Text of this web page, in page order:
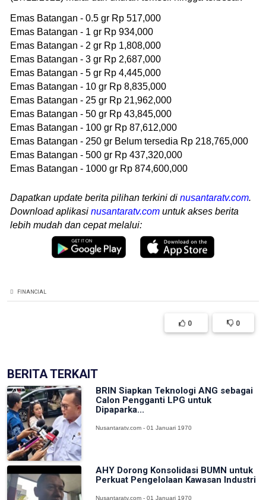
Emas Batangan - 0.5 gr Rp 517,000
Emas Batangan - 1 gr Rp 934,000
Emas Batangan - 2 gr Rp 1,808,000
Emas Batangan - 3 gr Rp 2,687,000
Emas Batangan - 5 gr Rp 4,445,000
Emas Batangan - 10 gr Rp 8,835,000
Emas Batangan - 25 gr Rp 21,962,000
Emas Batangan - 50 gr Rp 43,845,000
Emas Batangan - 100 gr Rp 87,612,000
Emas Batangan - 250 gr Belum tersedia Rp 218,765,000
Emas Batangan - 500 gr Rp 437,320,000
Emas Batangan - 1000 gr Rp 874,600,000
Dapatkan update berita pilihan terkini di nusantaratv.com.
Download aplikasi nusantaratv.com untuk akses berita
lebih mudah dan cepat melalui:
FINANCIAL
0 0
BERITA TERKAIT
BRIN Siapkan Teknologi ANG sebagai
Calon Pengganti LPG untuk
Dipaparka...
Nusantaratv.com - 01 Januari 1970
AHY Dorong Konsolidasi BUMN untuk
Perkuat Pengelolaan Kawasan Industri
Nusantaratv.com - 01 Januari 1970